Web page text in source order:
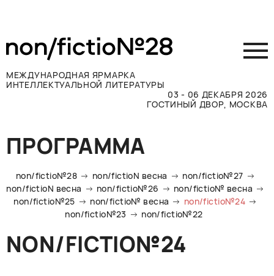
МЕЖДУНАРОДНАЯ ЯРМАРКА
ИНТЕЛЛЕКТУАЛЬНОЙ ЛИТЕРАТУРЫ
03 - 06 ДЕКАБРЯ 2026
ГОСТИНЫЙ ДВОР, МОСКВА
Принять участие
Участникам
Посетителям
Программа
Прессе
Контакты
ПРОГРАММА
non/fictio№28 non/fictioN весна
non/fictio№27
non/fictioN весна
non/fictio№26
non/fictio№ весна
non/fictio№25
non/fictio№ весна
non/fictio№24
non/fictio№23
non/fictio№22
NON/FICTIO№24